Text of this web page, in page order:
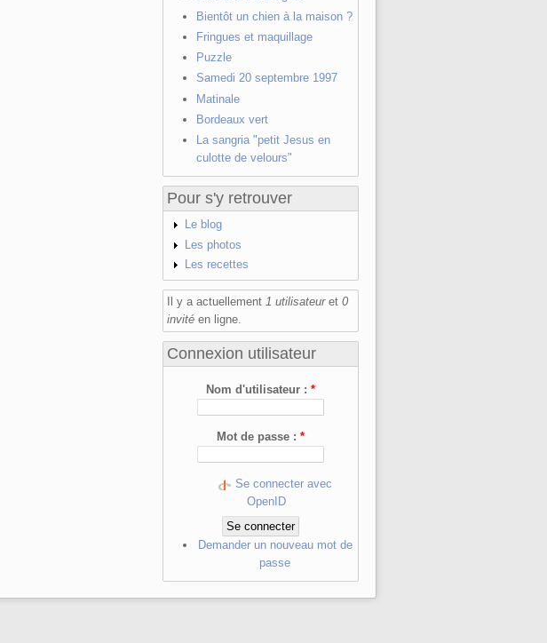
Bientôt un chien à la maison ?
Fringues et maquillage
Puzzle
Samedi 20 septembre 1997
Matinale
Bordeaux vert
La sangria "petit Jesus en
culotte de velours"
Pour s'y retrouver
Le blog
Les photos
Les recettes
Il y a actuellement 1 utilisateuret0
invité en ligne.
Connexion utilisateur
Nom d'utilisateur :*
Mot de passe :*
Se connecter avec
OpenID
Demander un nouveau mot de
passe